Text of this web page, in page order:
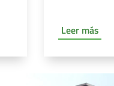
Leer más